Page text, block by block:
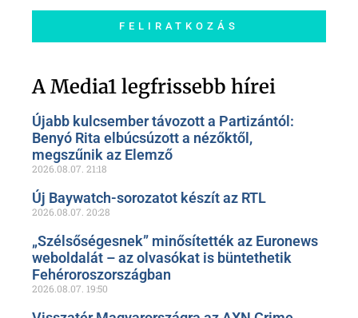
FELIRATKOZÁS
oldalunkon!
A Media1 legfrissebb hírei
Újabb kulcsember távozott a Partizántól:
Benyó Rita elbúcsúzott a nézőktől,
megszűnik az Elemző
2026.08.07. 21:18
Új Baywatch-sorozatot készít az RTL
2026.08.07. 20:28
„Szélsőségesnek” minősítették az Euronews
weboldalát – az olvasókat is büntethetik
Fehéroroszországban
2026.08.07. 19:50